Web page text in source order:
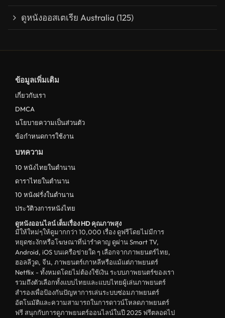
ดูหนังออสเตเรีย Australia (125)
ข้อมูลเพิ่มเติม
เกี่ยวกับเรา
DMCA
นโยบายความเป็นส่วนตัว
ข้อกำหนดการใช้งาน
บทความ
10 หนังไทยในตำนาน
ดาราไทยในตำนาน
10 หนังฝรั่งในตำนาน
ประวัติวงการหนังไทย
ดูหนังออนไลน์ เต็มเรื่อง HD คุณภาพสุง
มีให้ใหม่ๆให้ดูมากกว่า 10,000 เรื่อง ดูฟรีโดยไม่มีการ
หยุดชะงักหรือโฆษณาที่น่ารำคาญ ดูผ่าน Smart TV,
Android, iOS บนเครือข่ายใด ๆ เลือกจากภาพยนตร์ไทย,
ฮอลลีวูด, จีน, ภาพยนตร์เกาหลีหรือแม้แต่ภาพยนตร์
Netflix - ทั้งหมดโดยไม่ต้องใช้เงิน ระบบภาพยนตร์ของเรา
รวมถึงตัวเลือกทั้งแบบไทยและแบบไทยผู้เล่นภาพยนตร์
สำรองเพื่อป้องกันปัญหาการเล่นระบบซ่อมภาพยนตร์
อัตโนมัติและความสามารถในการดาวน์โหลดภาพยนตร์
ฟรี สนุกกับการดูภาพยนตร์ออนไลน์ในปี 2025 ฟรีตลอดไป